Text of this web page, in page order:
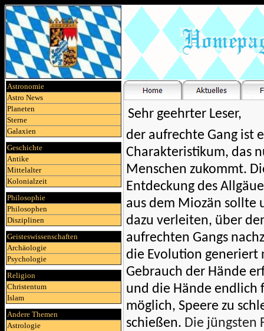
Astronomie
Astro News
Planeten
Sterne
Galaxien
Geschichte
Antike
Mittelalter
Kolonialzeit
Philosophie
Philosophen
Disziplinen
Geisteswissenschaften
Archäologie
Psychologie
Religion
Christentum
Islam
Andere Themen
Astrologie
Sehr geehrter Leser,
der aufrechte Gang ist
Charakteristikum, das
Menschen zukommt.
Entdeckung des
aus dem Miozän sollte
dazu verleiten, über
aufrechten Gangs
die Evolution generiert
Gebrauch der Hände
und die Hände endlich
möglich, Speere zu
schießen. Die jüngsten